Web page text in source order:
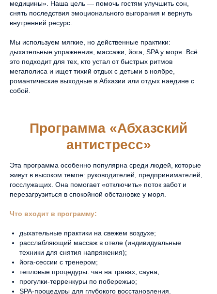
медицины». Наша цель — помочь гостям улучшить сон,
снять последствия эмоционального выгорания и вернуть
внутренний ресурс.
Мы используем мягкие, но действенные практики:
дыхательные упражнения, массажи, йога, SPA у моря. Всё
это подходит для тех, кто устал от быстрых ритмов
мегаполиса и ищет тихий отдых с детьми в ноябре,
романтические выходные в Абхазии или отдых наедине с
собой.
Программа «Абхазский
антистресс»
Эта программа особенно популярна среди людей, которые
живут в высоком темпе: руководителей, предпринимателей,
госслужащих. Она помогает «отключить» поток забот и
перезагрузиться в спокойной обстановке у моря.
Что входит в программу:
дыхательные практики на свежем воздухе;
расслабляющий массаж в отеле (индивидуальные
техники для снятия напряжения);
йога-сессии с тренером;
тепловые процедуры: чан на травах, сауна;
прогулки-терренкуры по побережью;
SPA-процедуры для глубокого восстановления.